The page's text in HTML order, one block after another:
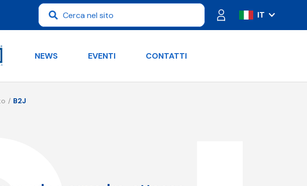
IT
ES
DE
NEWS EVENTI CONTATTI
B2J